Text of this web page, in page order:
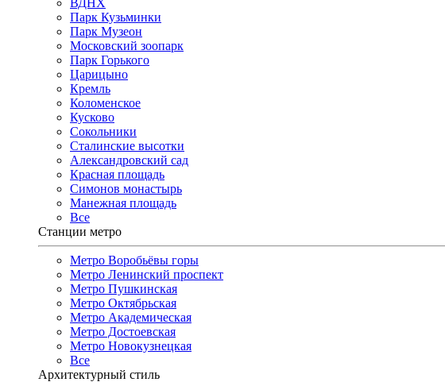
ВДНХ
Парк Кузьминки
Парк Музеон
Московский зоопарк
Парк Горького
Царицыно
Кремль
Коломенское
Кусково
Сокольники
Сталинские высотки
Александровский сад
Красная площадь
Симонов монастырь
Манежная площадь
Все
Станции метро
Метро Воробьёвы горы
Метро Ленинский проспект
Метро Пушкинская
Метро Октябрьская
Метро Академическая
Метро Достоевская
Метро Новокузнецкая
Все
Архитектурный стиль